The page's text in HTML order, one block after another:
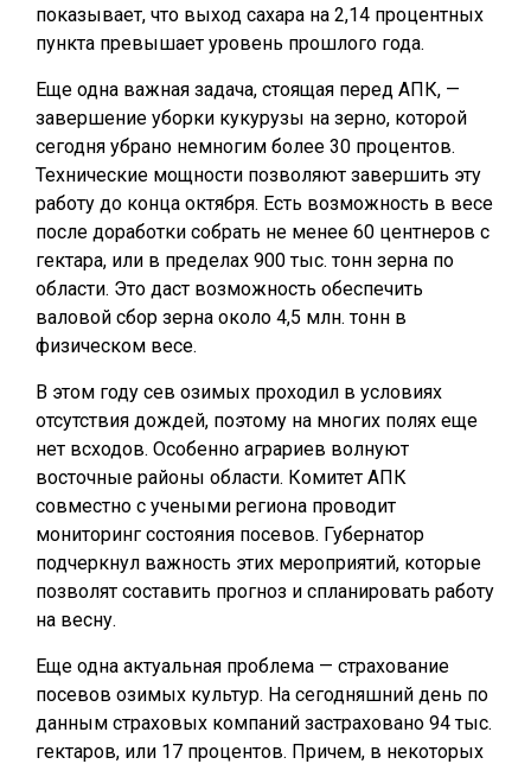
показывает, что выход сахара на 2,14 процентных
пункта превышает уровень прошлого года.
Еще одна важная задача, стоящая перед АПК, —
завершение уборки кукурузы на зерно, которой
сегодня убрано немногим более 30 процентов.
Технические мощности позволяют завершить эту
работу до конца октября. Есть возможность в весе
после доработки собрать не менее 60 центнеров с
гектара, или в пределах 900 тыс. тонн зерна по
области. Это даст возможность обеспечить
валовой сбор зерна около 4,5 млн. тонн в
физическом весе.
В этом году сев озимых проходил в условиях
отсутствия дождей, поэтому на многих полях еще
нет всходов. Особенно аграриев волнуют
восточные районы области. Комитет АПК
совместно с учеными региона проводит
мониторинг состояния посевов. Губернатор
подчеркнул важность этих мероприятий, которые
позволят составить прогноз и спланировать работу
на весну.
Еще одна актуальная проблема — страхование
посевов озимых культур. На сегодняшний день по
данным страховых компаний застраховано 94 тыс.
гектаров, или 17 процентов. Причем, в некоторых